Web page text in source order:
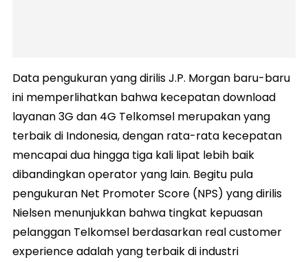
Data pengukuran yang dirilis J.P. Morgan baru-baru
ini memperlihatkan bahwa kecepatan download
layanan 3G dan 4G Telkomsel merupakan yang
terbaik di Indonesia, dengan rata-rata kecepatan
mencapai dua hingga tiga kali lipat lebih baik
dibandingkan operator yang lain. Begitu pula
pengukuran Net Promoter Score (NPS) yang dirilis
Nielsen menunjukkan bahwa tingkat kepuasan
pelanggan Telkomsel berdasarkan real customer
experience adalah yang terbaik di industri